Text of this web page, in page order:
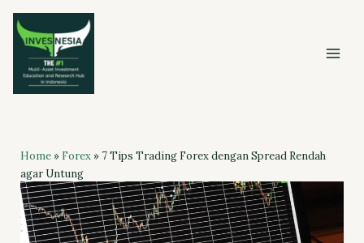
Skip
content
Home» Forex» 7 Tips Trading Forex dengan Spread Rendah
agar Untung